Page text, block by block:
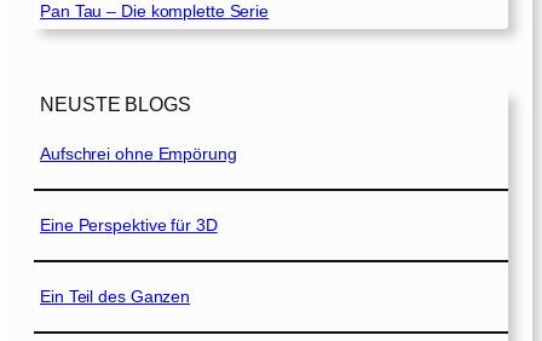
Pan Tau – Die komplette Serie
NEUSTE BLOGS
Aufschrei ohne Empörung
Eine Perspektive für 3D
Ein Teil des Ganzen